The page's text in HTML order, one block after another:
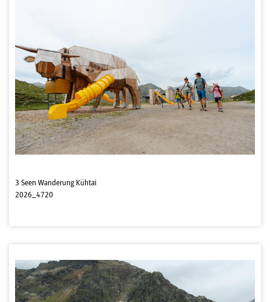
3 Seen Wanderung Kühtai
2026_4720